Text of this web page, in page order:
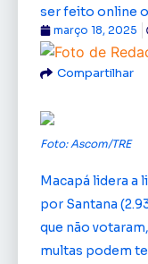
ser feito online
março 18, 2025
Compartilhar
Foto: Ascom/TRE
Macapá lidera a
por Santana
que não
multas podem